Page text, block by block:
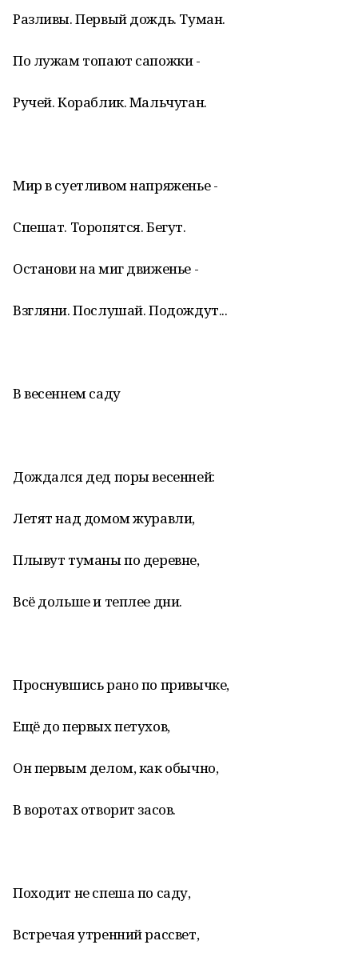
Разливы. Первый дождь. Туман.
По лужам топают сапожки -
Ручей. Кораблик. Мальчуган.
Мир в суетливом напряженье -
Спешат. Торопятся. Бегут.
Останови на миг движенье -
Взгляни. Послушай. Подождут...
В весеннем саду
Дождался дед поры весенней:
Летят над домом журавли,
Плывут туманы по деревне,
Всё дольше и теплее дни.
Проснувшись рано по привычке,
Ещё до первых петухов,
Он первым делом, как обычно,
В воротах отворит засов.
Походит не спеша по саду,
Встречая утренний рассвет,